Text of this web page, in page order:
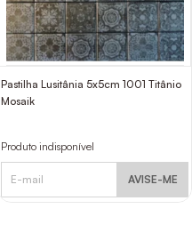
Pastilha Lusitânia 5x5cm 1001 Titânio
Mosaik
Produto indisponível
AVISE-ME